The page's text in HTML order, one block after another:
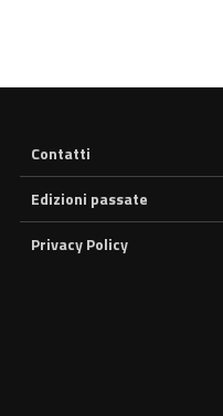
Contatti
Edizioni passate
Privacy Policy